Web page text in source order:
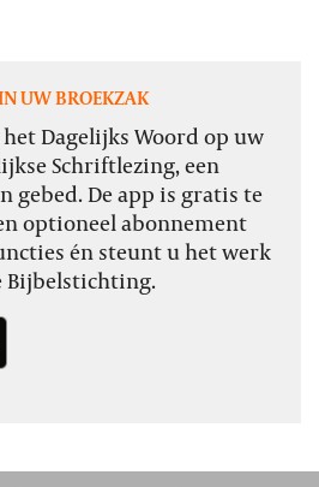
UW BROEKZAK
Dagelijks Woord op uw
Schriftlezing, een
gebed. De app is gratis te
optioneel abonnement
én steunt u het werk
Bijbelstichting.